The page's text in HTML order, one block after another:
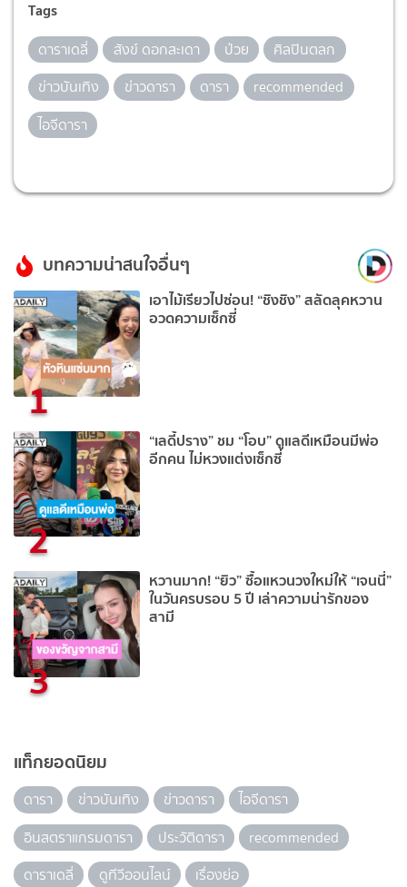
Tags
ดาราเดลี่ สังข์ ดอกสะเดา ป่วย
ศิลปินตลก
ข่าวบันเทิง
ข่าวดารา ดารา
recommended
ไอจีดารา
บทความน่าสนใจอื่นๆ
1
เอาไม้เรียวไปซ่อน! “ชิงชิง” สลัดลุคหวาน
อวดความเซ็กซี่
2
“เลดี้ปราง” ชม “โอบ” ดูแลดีเหมือนมีพ่อ
อีกคน ไม่หวงแต่งเซ็กซี่
3
หวานมาก! “ยิว” ซื้อแหวนวงใหม่ให้ “เจนนี่”
ในวันครบรอบ 5 ปี เล่าความน่ารักของ
สามี
แท็กยอดนิยม
ดารา ข่าวบันเทิง ข่าวดารา
ไอจีดารา
อินสตราแกรมดารา
ประวัติดารา
recommended
ดาราเดลี่
ดูทีวีออนไลน์ เรื่องย่อ